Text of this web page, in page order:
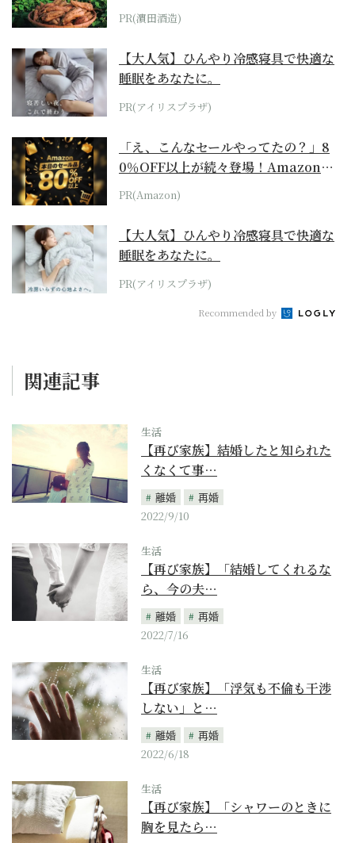
PR(濵田酒造)
【大人気】ひんやり冷感寝具で快適な
睡眠をあなたに。
PR(アイリスプラザ)
「え、こんなセールやってたの？」8
0％OFF以上が続々登場！Amazonの
本気が...
PR(Amazon)
【大人気】ひんやり冷感寝具で快適な
睡眠をあなたに。
PR(アイリスプラザ)
Recommended by
関連記事
生活
【再び家族】結婚したと知られた
くなくて事…
離婚
再婚
2022/9/10
生活
【再び家族】「結婚してくれるな
ら、今の夫…
離婚
再婚
2022/7/16
生活
【再び家族】「浮気も不倫も干渉
しない」と…
離婚
再婚
2022/6/18
生活
【再び家族】「シャワーのときに
胸を見たら…